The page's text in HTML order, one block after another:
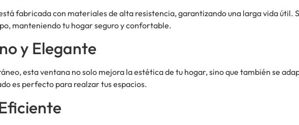
fabricada con materiales de alta resistencia, garantizando una larga vida útil.
manteniendo tu hogar seguro y confortable.
y Elegante
esta ventana no solo mejora la estética de tu hogar, sino que también se
es perfecto para realzar tus espacios.